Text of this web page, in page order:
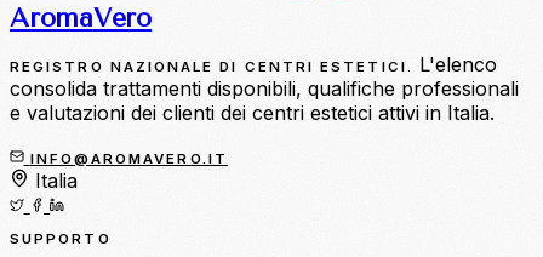
AromaVero
REGISTRO NAZIONALE DI CENTRI ESTETICI.
L'elenco
consolida trattamenti disponibili, qualifiche professionali
e valutazioni dei clienti dei centri estetici attivi in Italia.
INFO@AROMAVERO.IT
Italia
SUPPORTO